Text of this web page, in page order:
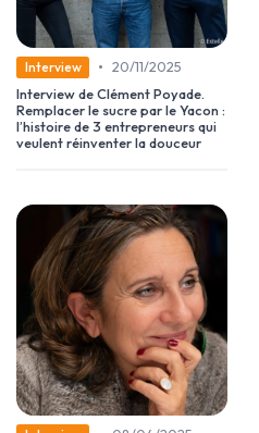
Interview • 20/11/2025
Interview de Clément Poyade.
Remplacer le sucre par le Yacon :
l’histoire de 3 entrepreneurs qui
veulent réinventer la douceur